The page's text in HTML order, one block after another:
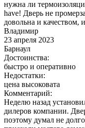
нужна ли
have! Дверь не
довольна и качеством,
Владимир
23 апреля 2023
Барнаул
Достоинства:
быстро и оперативно
Недостатки:
цена высоковата
Комментарий:
Неделю назад
дилеров компании.
поэтому думал не